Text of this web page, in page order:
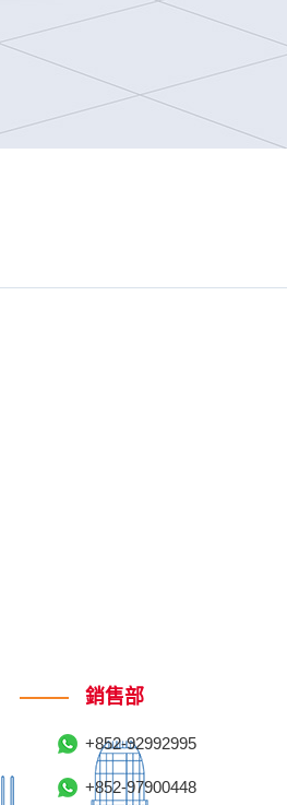
銷售部
+852-92992995
+852-97900448